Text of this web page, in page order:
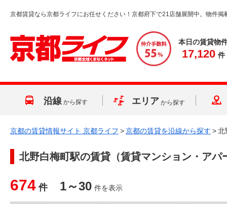
京都賃貸なら京都ライフにお任せください！京都府下で21店舗展開中。物件掲
本日の賃貸物
17,120 件
沿線 から探す エリア から探す
京都の賃貸情報サイト 京都ライフ >京都の賃貸を沿線から探す >北
北野白梅町駅の賃貸（賃貸マンション・アパ
674 件 1～30 件を表示